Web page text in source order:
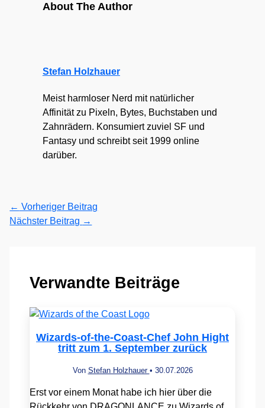
About The Author
Stefan Holzhauer
Meist harmloser Nerd mit natürlicher
Affinität zu Pixeln, Bytes, Buchstaben und
Zahnrädern. Konsumiert zuviel SF und
Fantasy und schreibt seit 1999 online
darüber.
← Vorheriger Beitrag
Nächster Beitrag →
Verwandte Beiträge
Wizards-of-the-Coast-Chef John Hight
tritt zum 1. September zurück
Von Stefan Holzhauer • 30.07.2026
Erst vor einem Monat habe ich hier über die